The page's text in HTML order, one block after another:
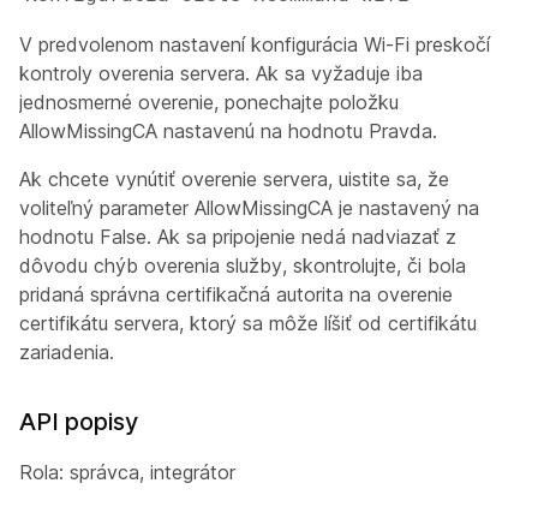
V predvolenom nastavení konfigurácia Wi-Fi preskočí
kontroly overenia servera. Ak sa vyžaduje iba
jednosmerné overenie, ponechajte položku
AllowMissingCA nastavenú na hodnotu Pravda.
Ak chcete vynútiť overenie servera, uistite sa, že
voliteľný parameter AllowMissingCA je nastavený na
hodnotu False. Ak sa pripojenie nedá nadviazať z
dôvodu chýb overenia služby, skontrolujte, či bola
pridaná správna certifikačná autorita na overenie
certifikátu servera, ktorý sa môže líšiť od certifikátu
zariadenia.
API popisy
Rola: správca, integrátor